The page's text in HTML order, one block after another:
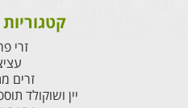
זרי
זרים
יין ושוקולד